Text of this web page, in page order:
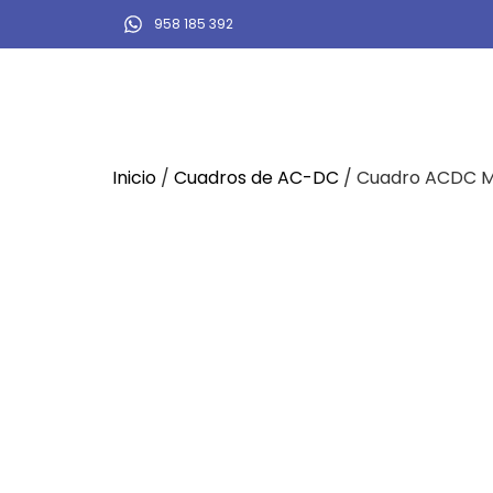
958 185 392
Inicio / Cuadros de AC-DC / Cuadro ACDC